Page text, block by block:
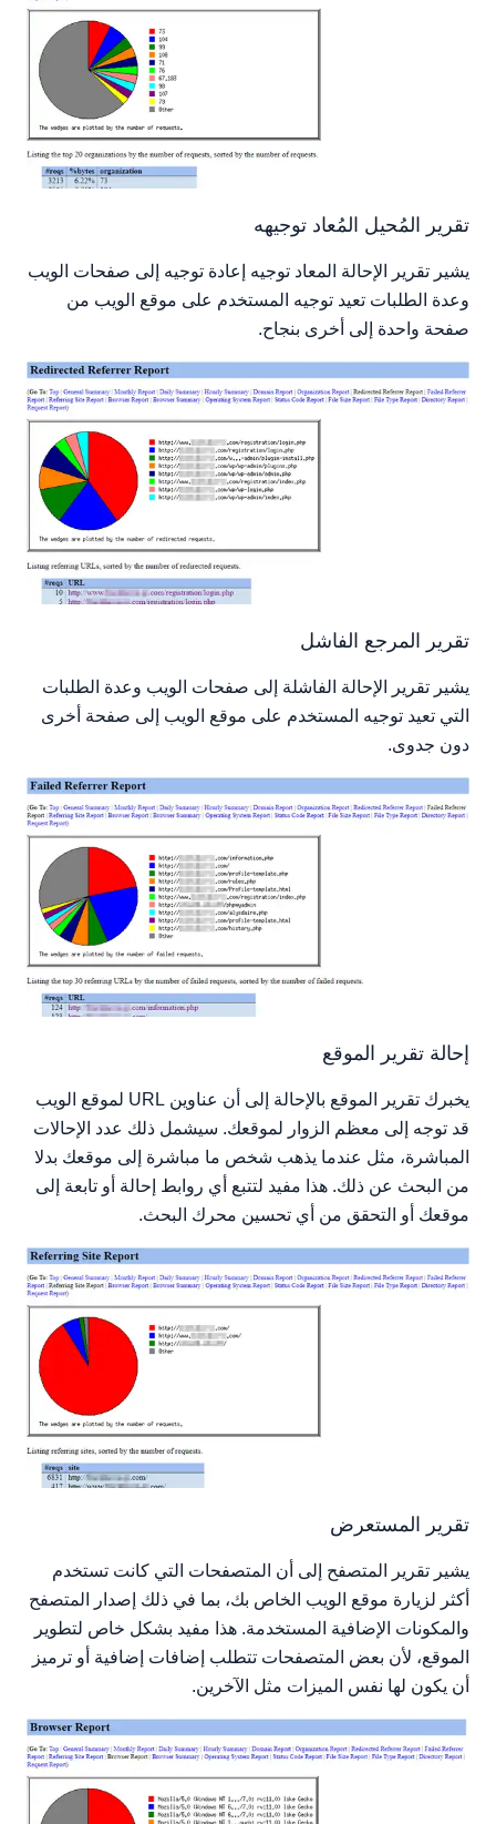
تقرير المُحيل المُعاد توجيهه
يشير تقرير الإحالة المعاد توجيه إعادة توجيه إلى صفحات الويب
وعدة الطلبات تعيد توجيه المستخدم على موقع الويب من
صفحة واحدة إلى أخرى بنجاح.
تقرير المرجع الفاشل
يشير تقرير الإحالة الفاشلة إلى صفحات الويب وعدة الطلبات
التي تعيد توجيه المستخدم على موقع الويب إلى صفحة أخرى
دون جدوى.
إحالة تقرير الموقع
يخبرك تقرير الموقع بالإحالة إلى أن عناوين URL لموقع الويب
قد توجه إلى معظم الزوار لموقعك. سيشمل ذلك عدد الإحالات
المباشرة، مثل عندما يذهب شخص ما مباشرة إلى موقعك بدلا
من البحث عن ذلك. هذا مفيد لتتبع أي روابط إحالة أو تابعة إلى
موقعك أو التحقق من أي تحسين محرك البحث.
تقرير المستعرض
يشير تقرير المتصفح إلى أن المتصفحات التي كانت تستخدم
أكثر لزيارة موقع الويب الخاص بك، بما في ذلك إصدار المتصفح
والمكونات الإضافية المستخدمة. هذا مفيد بشكل خاص لتطوير
الموقع، لأن بعض المتصفحات تتطلب إضافات إضافية أو ترميز
أن يكون لها نفس الميزات مثل الآخرين.